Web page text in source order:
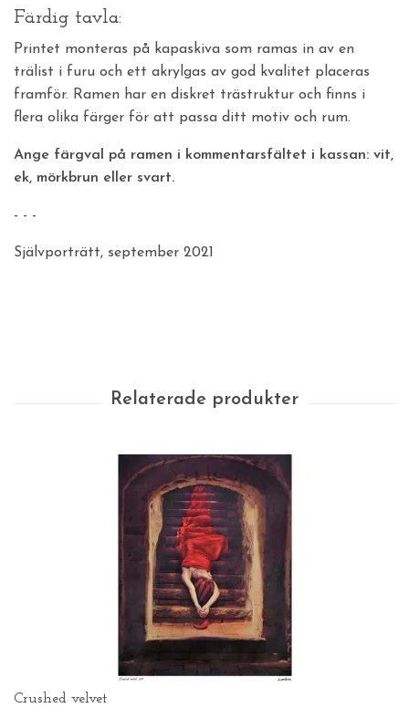
Färdig tavla:
Printet monteras på kapaskiva som ramas in av en
trälist i furu och ett akrylgas av god kvalitet placeras
framför. Ramen har en diskret trästruktur och finns i
flera olika färger för att passa ditt motiv och rum.
Ange färgval på ramen i kommentarsfältet i kassan: vit,
ek, mörkbrun eller svart.
- - -
Självporträtt, september 2021
Crushed velvet